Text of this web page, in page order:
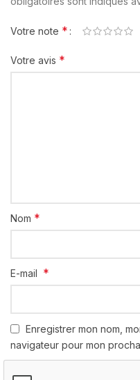
Votre note *
Votre avis *
Nom *
E-mail *
Enregistrer mon nom,
navigateur pour mon